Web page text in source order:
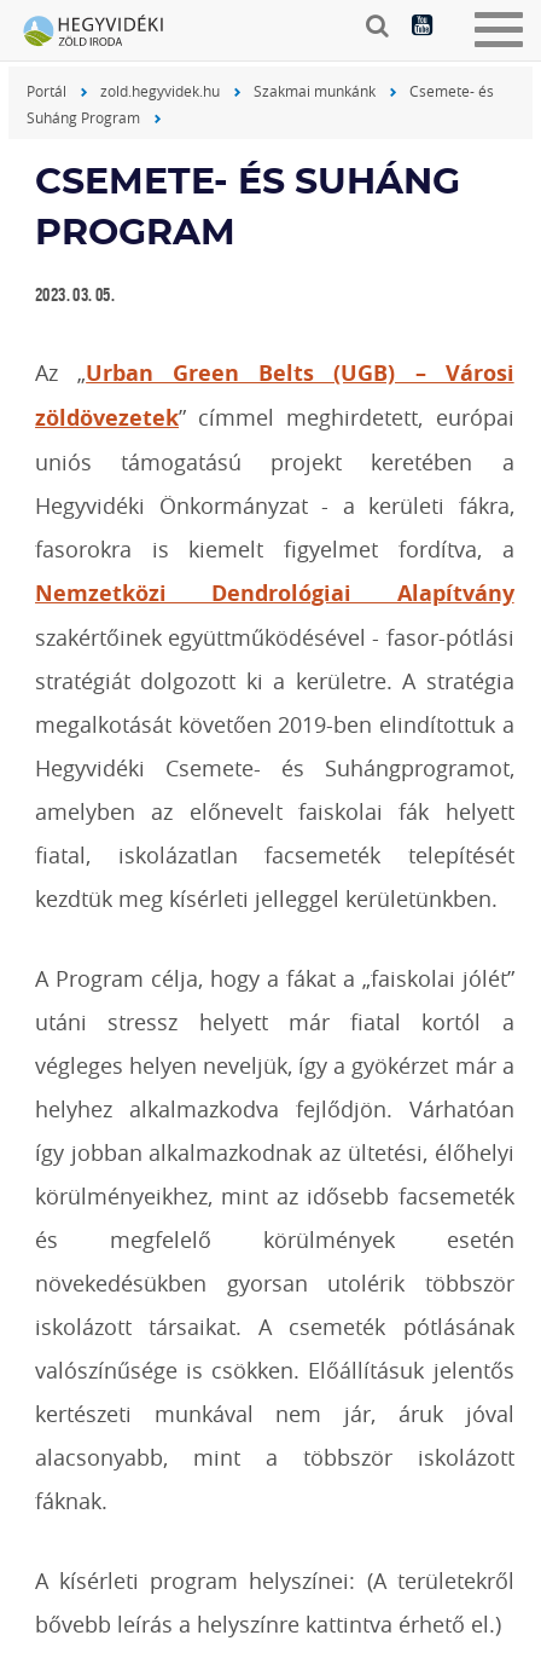
Portál zold.hegyvidek.hu Szakmai munkánk
Csemete- és
Suháng Program
CSEMETE- ÉS SUHÁNG
PROGRAM
2023. 03. 05.
Az „Urban Green Belts (UGB) – Városi
zöldövezetek” címmel meghirdetett, európai
uniós támogatású projekt keretében a
Hegyvidéki Önkormányzat - a kerületi fákra,
fasorokra is kiemelt figyelmet fordítva, a
Nemzetközi Dendrológiai Alapítvány
szakértőinek együttműködésével - fasor-pótlási
stratégiát dolgozott ki a kerületre. A stratégia
megalkotását követően 2019-ben elindítottuk a
Hegyvidéki Csemete- és Suhángprogramot,
amelyben az előnevelt faiskolai fák helyett
fiatal, iskolázatlan facsemeték telepítését
kezdtük meg kísérleti jelleggel kerületünkben.
A Program célja, hogy a fákat a „faiskolai jólét”
utáni stressz helyett már fiatal kortól a
végleges helyen neveljük, így a gyökérzet már a
helyhez alkalmazkodva fejlődjön. Várhatóan
így jobban alkalmazkodnak az ültetési, élőhelyi
körülményeikhez, mint az idősebb facsemeték
és megfelelő körülmények esetén
növekedésükben gyorsan utolérik többször
iskolázott társaikat. A csemeték pótlásának
valószínűsége is csökken. Előállításuk jelentős
kertészeti munkával nem jár, áruk jóval
alacsonyabb, mint a többször iskolázott
fáknak.
A kísérleti program helyszínei: (A területekről
bővebb leírás a helyszínre kattintva érhető el.)